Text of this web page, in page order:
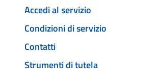
Accedi al servizio
Condizioni di servizio
Contatti
Strumenti di tutela